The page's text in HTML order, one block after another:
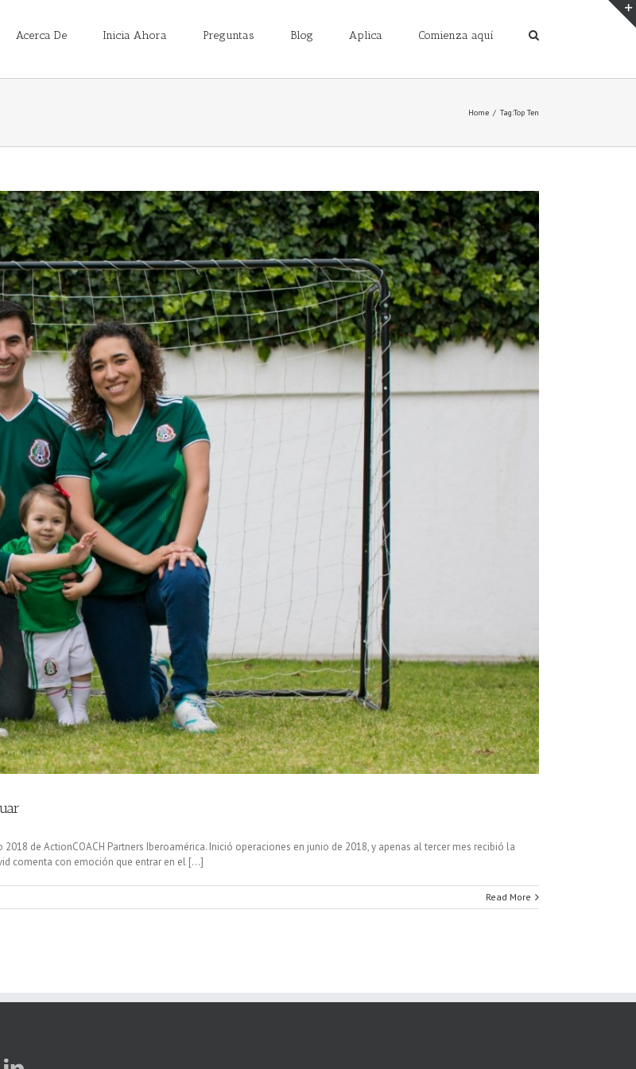
Acerca De Inicia Ahora Preguntas Blog Aplica Comienza aquí
Home / Tag:Top Ten
de ActionCOACH Partners Iberoamérica. Inició operaciones en junio de 2018, y apenas al tercer mes recibió la
comenta con emoción que entrar en el [...]
Read More